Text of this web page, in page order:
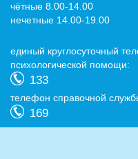
чётные 8.00-14.00
нечетные 14.00-19.00
eдиный круглосуточный
психологической помощи:
133
телефон справочной
169